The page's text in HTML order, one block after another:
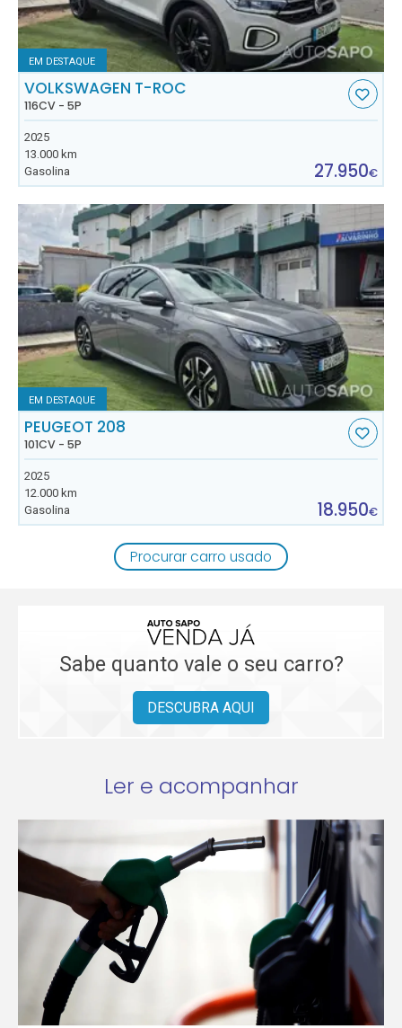
EM DESTAQUE
VOLKSWAGEN T-ROC
116CV - 5P
2025
13.000 km
Gasolina
27.950€
EM DESTAQUE
PEUGEOT 208
101CV - 5P
2025
12.000 km
Gasolina
18.950€
Procurar carro usado
Sabe quanto vale o seu carro?
DESCUBRA AQUI
Ler e acompanhar